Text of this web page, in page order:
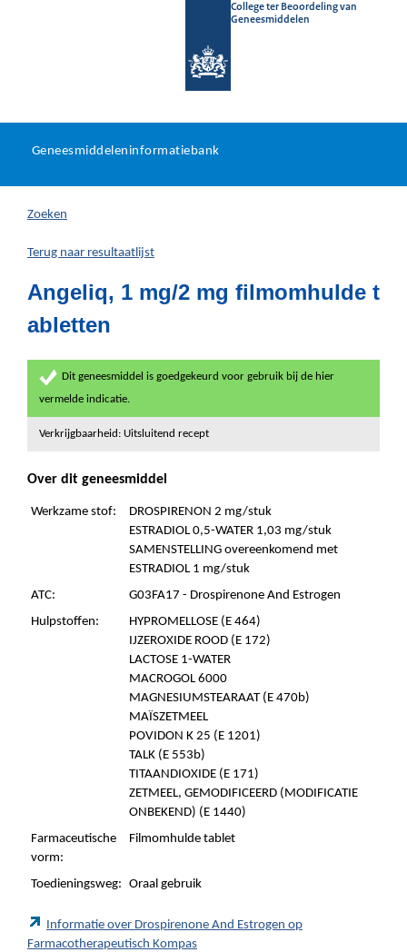
College ter Beoordeling van
Geneesmiddelen
U
hier:
Geneesmiddeleninformatiebank
Zoeken
Terug naar resultaatlijst
Angeliq, 1 mg/2 mg filmomhulde t
abletten
Dit geneesmiddel is goedgekeurd voor gebruik bij de hier
vermelde indicatie.
Verkrijgbaarheid: Uitsluitend recept
Over dit geneesmiddel
Werkzame stof:
DROSPIRENON 2 mg/stuk
ESTRADIOL 0,5-WATER 1,03 mg/stuk
SAMENSTELLING overeenkomend met
ESTRADIOL 1 mg/stuk
ATC:
G03FA17 - Drospirenone And Estrogen
Hulpstoffen:
HYPROMELLOSE (E 464)
IJZEROXIDE ROOD (E 172)
LACTOSE 1-WATER
MACROGOL 6000
MAGNESIUMSTEARAAT (E 470b)
MAÏSZETMEEL
POVIDON K 25 (E 1201)
TALK (E 553b)
TITAANDIOXIDE (E 171)
ZETMEEL, GEMODIFICEERD (MODIFICATIE
ONBEKEND) (E 1440)
Farmaceutische
vorm:
Filmomhulde tablet
Toedieningsweg: Oraal gebruik
Informatie over Drospirenone And Estrogen op
Farmacotherapeutisch Kompas